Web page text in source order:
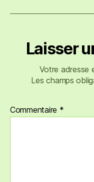
Laisser
Votre adresse
Les champs
Commentaire *